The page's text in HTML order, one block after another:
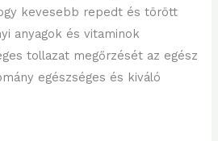
kevesebb repedt és törött
anyagok és vitaminok
tollazat megőrzését az egész
egészséges és kiváló